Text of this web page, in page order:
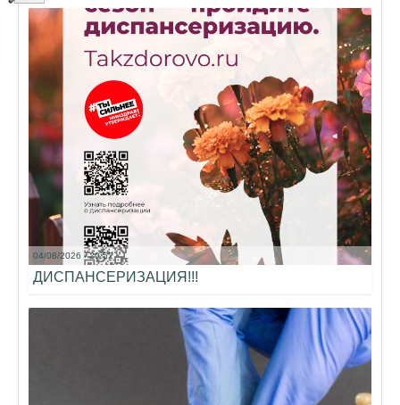
04/08/2026 - 20:52
ДИСПАНСЕРИЗАЦИЯ!!!